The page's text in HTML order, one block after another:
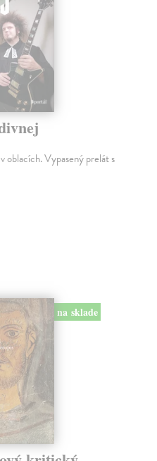
oblacích. Vypasený prelát s
na sklade